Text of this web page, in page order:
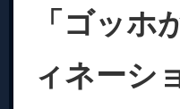
「ゴッホ
ィネーシ